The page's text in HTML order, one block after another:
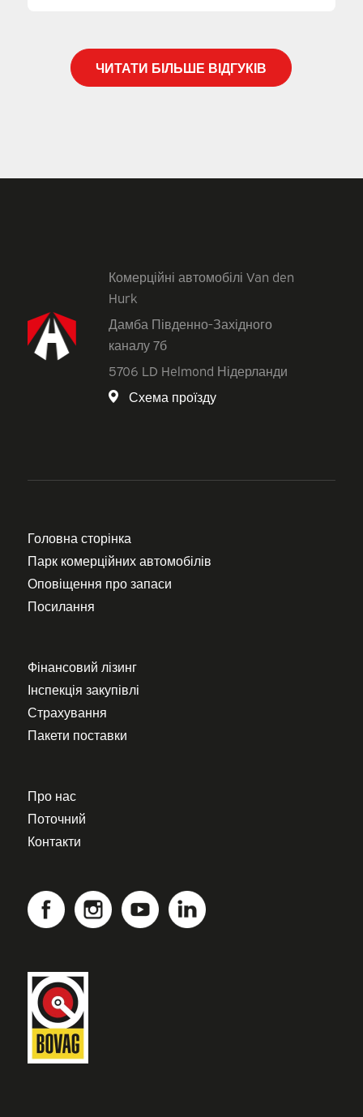
ЧИТАТИ БІЛЬШЕ ВІДГУКІВ
Комерційні автомобілі Van den
Hurk
Дамба Південно-Західного
каналу 7б
5706 LD Helmond Нідерланди
Схема проїзду
Головна сторінка
Парк комерційних автомобілів
Оповіщення про запаси
Посилання
Фінансовий лізинг
Інспекція закупівлі
Страхування
Пакети поставки
Про нас
Поточний
Контакти